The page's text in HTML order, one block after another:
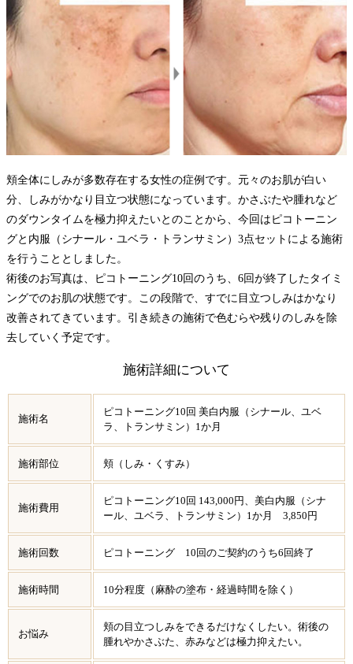
頬全体にしみが多数存在する女性の症例です。元々のお肌が白い
分、しみがかなり目立つ状態になっています。かさぶたや腫れなど
のダウンタイムを極力抑えたいとのことから、今回はピコトーニン
グと内服（シナール・ユベラ・トランサミン）3点セットによる施術
を行うこととしました。
術後のお写真は、ピコトーニング10回のうち、6回が終了したタイミ
ングでのお肌の状態です。この段階で、すでに目立つしみはかなり
改善されてきています。引き続きの施術で色むらや残りのしみを除
去していく予定です。
施術詳細について
施術名
ピコトーニング10回 美白内服（シナール、ユベ
ラ、トランサミン）1か月
施術部位 頬（しみ・くすみ）
施術費用
ピコトーニング10回 143,000円、美白内服（シナ
ール、ユベラ、トランサミン）1か月 3,850円
施術回数 ピコトーニング 10回のご契約のうち6回終了
施術時間 10分程度（麻酔の塗布・経過時間を除く）
お悩み
頬の目立つしみをできるだけなくしたい。術後の
腫れやかさぶた、赤みなどは極力抑えたい。